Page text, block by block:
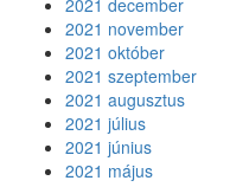
2021 december
2021 november
2021 október
2021 szeptember
2021 augusztus
2021 július
2021 június
2021 május